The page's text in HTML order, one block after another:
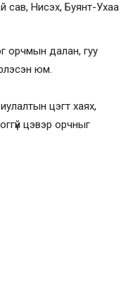
сав, Нисэх, Буянт-Ухаа
орчмын далан, гуу
юм.
цэгт хаях,
цэвэр орчныг